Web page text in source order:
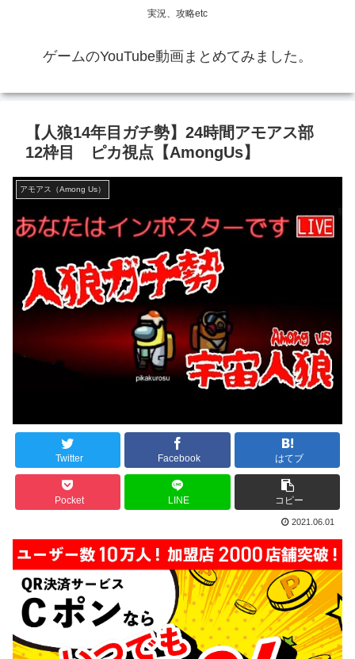
実況、攻略etc
ゲームのYouTube動画まとめてみました。
【人狼14年目ガチ勢】24時間アモアス部
12枠目 ピカ視点【AmongUs】
アモアス（Among Us）
Twitter Facebook はてブ
Pocket LINE コピー
2021.06.01